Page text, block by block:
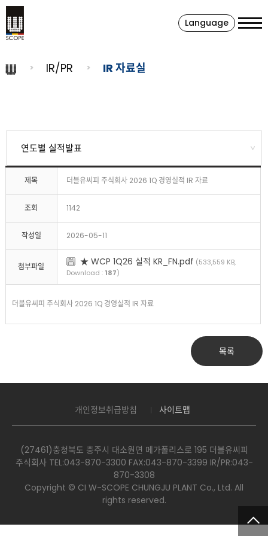
Language
IR/PR IR 자료실
제목 더블유씨피 주식회사 2026 1Q 경영실적 IR 자료
조회 1142
작성일 2026-05-11
첨부파일 ★ WCP 1Q26 실적 KR_FN.pdf (533,559 KB,
Download : 187)
더블유씨피 주식회사 2026 1Q 경영실적 IR 자료
목록
개인정보취급방침 사이트맵
(27461)충청북도 충주시 대소원면 메가폴리스로 195 더블유씨피
주식회사 TEL:043-870-3300​ FAX:043-870-3399 IR/PR:043-
870-3308
Copyright © CI W-SCOPE CHUNGJU PLANT Co., Ltd. All
rights reserved.